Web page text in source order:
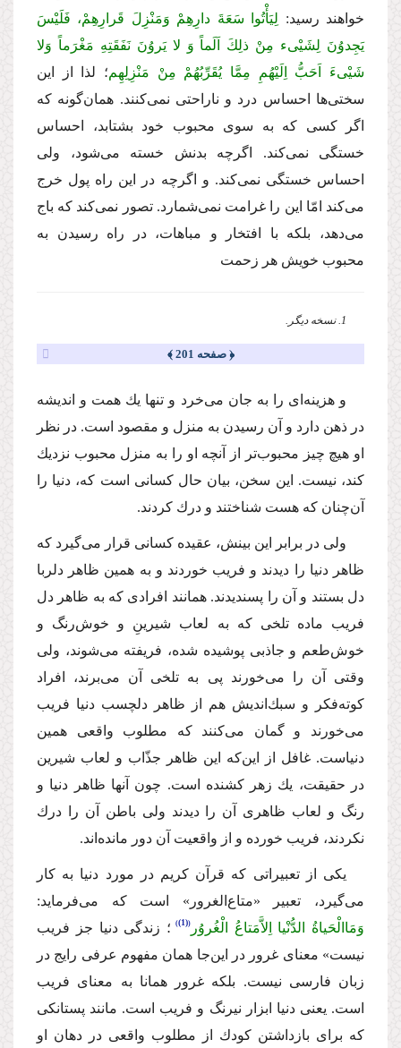
خواهند رسید: لِیَأْتُوا سَعَةَ دارِهِمْ وَمَنْزِلَ قَرارِهِمْ، فَلَیْسَ
یَجِدوُنَ لِشَیْىء مِنْ ذلِكَ اَلَماً وَ لا یَروُنَ نَفَقَتِهِ مَغْرَماً وَلا
شَیْىءَ اَحَبُّ اِلَیْهُمِ مِمَّا یُقَرِّبُهُمْ مِنْ مَنْزِلِهِم؛ لذا از این
سختى‌ها احساس درد و ناراحتى نمى‌كنند. همان‌گونه كه
اگر كسى كه به سوى محبوب خود بشتابد، احساس
خستگى نمى‌كند. اگرچه بدنش خسته مى‌شود، ولى
احساس خستگى نمى‌كند. و اگرچه در این راه پول خرج
مى‌كند امّا این را غرامت نمى‌شمارد. تصور نمى‌كند كه باج
مى‌دهد، بلكه با افتخار و مباهات، در راه رسیدن به
محبوب خویش هر زحمت
1. نسخه دیگر.
﴿ صفحه 201 ﴾
و هزینه‌اى را به جان مى‌خرد و تنها یك همت و اندیشه
در ذهن دارد و آن رسیدن به منزل و مقصود است. در نظر
او هیچ چیز محبوب‌تر از آنچه او را به منزل محبوب نزدیك
كند، نیست. این سخن، بیان حال كسانى است كه، دنیا را
آن‌چنان كه هست شناختند و درك كردند.
ولى در برابر این بینش، عقیده كسانى قرار مى‌گیرد كه
ظاهر دنیا را دیدند و فریب خوردند و به همین ظاهر دلربا
دل بستند و آن را پسندیدند. همانند افرادى كه به ظاهر دل
فریب ماده تلخى كه به لعاب شیرینِ و خوش‌رنگ و
خوش‌طعم و جاذبى پوشیده شده، فریفته مى‌شوند، ولى
وقتى آن را مى‌خورند پى به تلخى آن مى‌برند، افراد
كوته‌فكر و سبك‌اندیش هم از ظاهر دلچسب دنیا فریب
مى‌خورند و گمان مى‌كنند كه مطلوب واقعى همین
دنیاست. غافل از این‌كه این ظاهر جذّاب و لعاب شیرین
در حقیقت، یك زهر كشنده است. چون آنها ظاهر دنیا و
رنگ و لعاب ظاهرى آن را دیدند ولى باطن آن را درك
نكردند، فریب خورده و از واقعیت آن دور مانده‌اند.
یكى از تعبیراتى كه قرآن كریم در مورد دنیا به كار
مى‌گیرد، تعبیر «متاع‌الغرور» است كه مى‌فرماید:
وَمَاالْحَیاةُ الدُّنْیا اِلاَّمَتاعُ الْغُروُر (1) ؛ زندگى دنیا جز فریب
نیست» معناى غرور در این‌جا همان مفهوم عرفى رایج در
زبان فارسى نیست. بلكه غرور همانا به معناى فریب
است. یعنى دنیا ابزار نیرنگ و فریب است. مانند پستانكى
كه براى بازداشتن كودك از مطلوب واقعى در دهان او